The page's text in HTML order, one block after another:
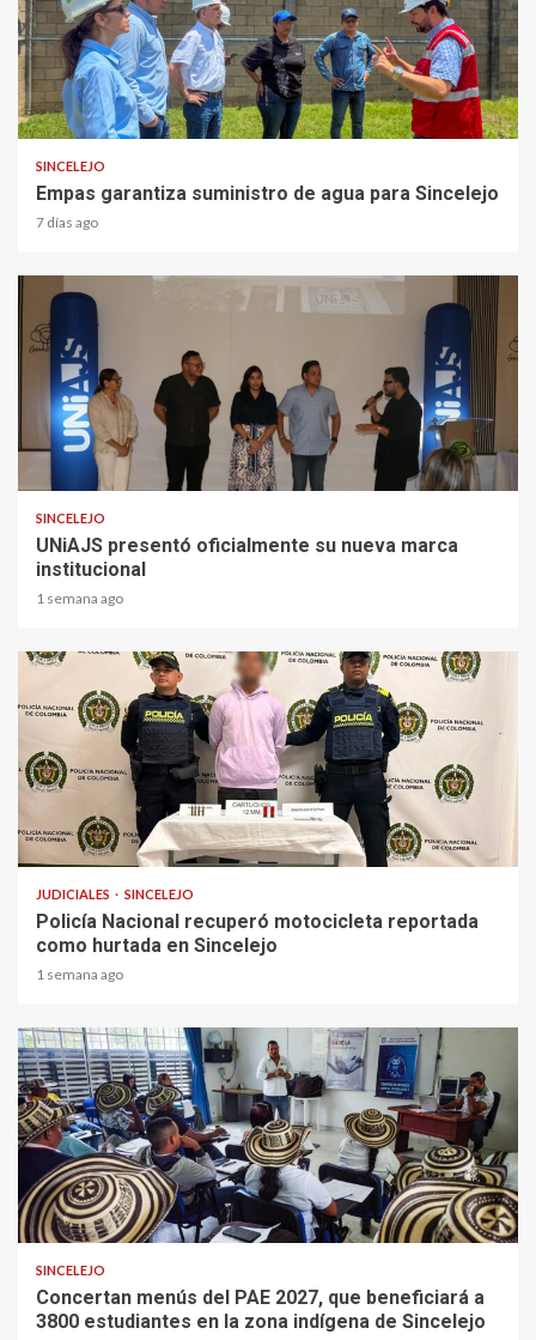
1 min read
SINCELEJO
Empas garantiza suministro de agua para Sincelejo
7 días ago
2 min read
SINCELEJO
UNiAJS presentó oficialmente su nueva marca
institucional
1 semana ago
1 min read
JUDICIALES SINCELEJO
Policía Nacional recuperó motocicleta reportada
como hurtada en Sincelejo
1 semana ago
1 min read
SINCELEJO
Concertan menús del PAE 2027, que beneficiará a
3800 estudiantes en la zona indígena de Sincelejo